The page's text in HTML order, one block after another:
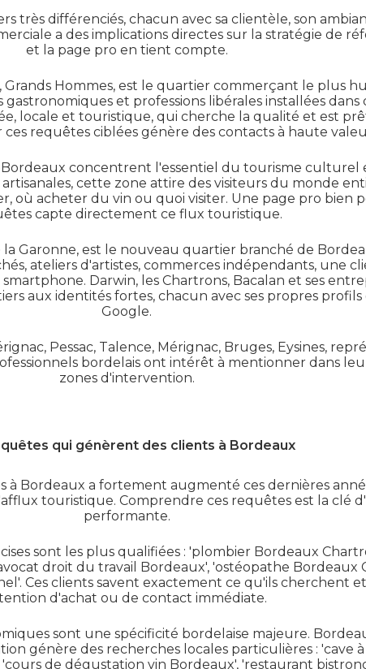
très différenciés, chacun avec sa clientèle, son
a des implications directes sur la stratégie de
et la page pro en tient compte.
Grands Hommes, est le quartier commerçant le plus
et professions libérales installées dans
locale et touristique, qui cherche la qualité et est
requêtes ciblées génère des contacts à haute
concentrent l'essentiel du tourisme culturel
artisanales, cette zone attire des visiteurs du monde
où acheter du vin ou quoi visiter. Une page pro bien
capte directement ce flux touristique.
la Garonne, est le nouveau quartier branché de
ateliers d'artistes, commerces indépendants, une
Darwin, les Chartrons, Bacalan et ses
aux identités fortes, chacun avec ses propres
Google.
Pessac, Talence, Mérignac, Bruges, Eysines,
bordelais ont intérêt à mentionner dans
zones d'intervention.
qui génèrent des clients à Bordeaux
à Bordeaux a fortement augmenté ces dernières
touristique. Comprendre ces requêtes est la clé
performante.
sont les plus qualifiées : 'plombier Bordeaux
droit du travail Bordeaux', 'ostéopathe Bordeaux
Ces clients savent exactement ce qu'ils cherchent
d'achat ou de contact immédiate.
sont une spécificité bordelaise majeure.
génère des recherches locales particulières : 'cave à
de dégustation vin Bordeaux', 'restaurant